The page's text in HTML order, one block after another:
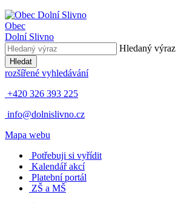
Obec
Dolní Slivno
Hledaný výraz
Hledat
rozšířené vyhledávání
+420 326 393 225
info@dolnislivno.cz
Mapa webu
Potřebuji si vyřídit
Kalendář akcí
Platební portál
ZŠ a MŠ